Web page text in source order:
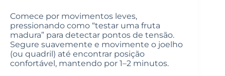
Comece por movimentos leves,
pressionando como “testar uma fruta
madura” para detectar pontos de tensão.
Segure suavemente e movimente o joelho
(ou quadril) até encontrar posição
confortável, mantendo por 1–2 minutos.